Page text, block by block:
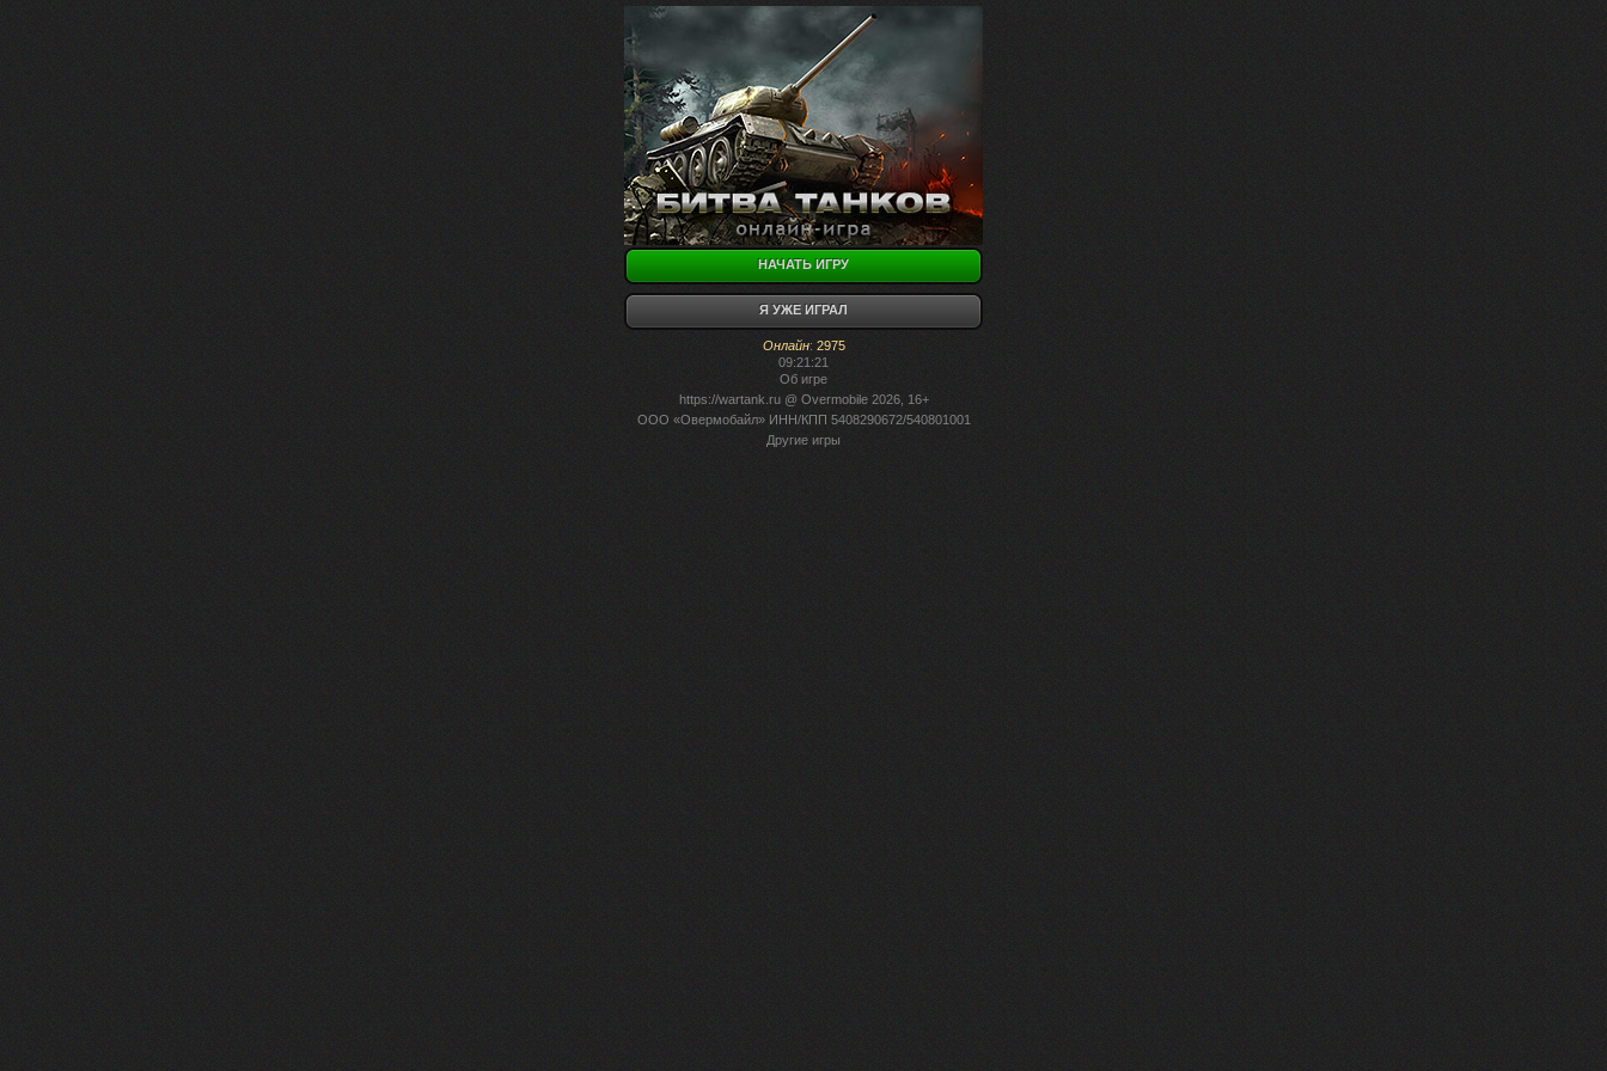
НАЧАТЬ ИГРУ
Я УЖЕ ИГРАЛ
Онлайн: 2975
09:21:21
Об игре
https://wartank.ru@ Overmobile 2026, 16+
ООО «Овермобайл» ИНН/КПП 5408290672/540801001
Другие игры